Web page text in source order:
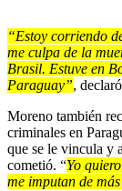
“Estoy corriendo
me culpa de la
Brasil. Estuve en
Paraguay”,
Moreno también
criminales en
que se le vincula y
cometió. “Yo
me imputan de